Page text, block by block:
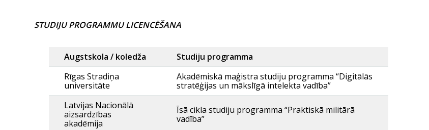
STUDIJU PROGRAMMU LICENCĒŠANA
Augstskola / koledža
Studiju programma
Rīgas Stradiņa
universitāte
Akadēmiskā maģistra studiju programma “Digitālās
stratēģijas un mākslīgā intelekta vadība”
Latvijas Nacionālā
aizsardzības
akadēmija
Īsā cikla studiju programma “Praktiskā militārā
vadība”